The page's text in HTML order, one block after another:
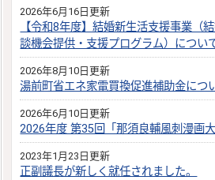
2026年6月16日更新
【令和8年度】結婚新生活支援事業（
談機会提供・支援プログラム）につい
2026年8月10日更新
湯前町省エネ家電買換促進補助金につ
2026年6月10日更新
2026年度 第35回「那須良輔風刺漫画
2023年1月23日更新
正副議長が新しく就任されました。